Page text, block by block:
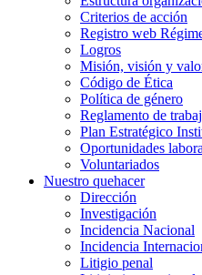
Criterios de acción
Registro web
Logros
Misión, visión y
Código de Ética
Política de género
Reglamento de
Plan Estratégico
Oportunidades
Voluntariados
Nuestro quehacer
Dirección
Investigación
Incidencia Nacional
Incidencia
Litigio penal